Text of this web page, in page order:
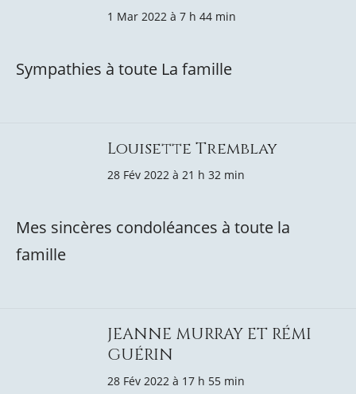
1 Mar 2022 à 7 h 44 min
Sympathies à toute La famille
Louisette Tremblay
28 Fév 2022 à 21 h 32 min
Mes sincères condoléances à toute la
famille
JEANNE MURRAY ET RÉMI
GUÉRIN
28 Fév 2022 à 17 h 55 min